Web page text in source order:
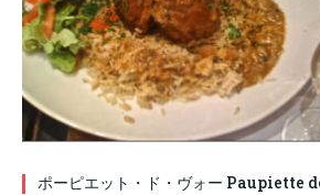
ポーピエット・ド・ヴォー Paupiette